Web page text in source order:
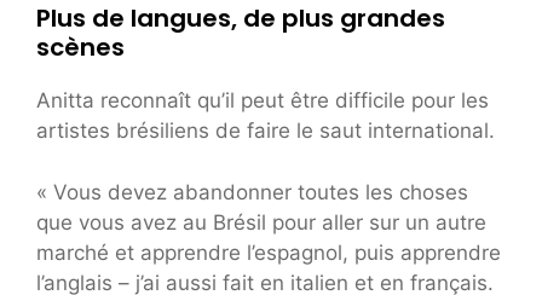
Plus de langues, de plus grandes
scènes
Anitta reconnaît qu’il peut être difficile pour les
artistes brésiliens de faire le saut international.
« Vous devez abandonner toutes les choses
que vous avez au Brésil pour aller sur un autre
marché et apprendre l’espagnol, puis apprendre
l’anglais – j’ai aussi fait en italien et en français.